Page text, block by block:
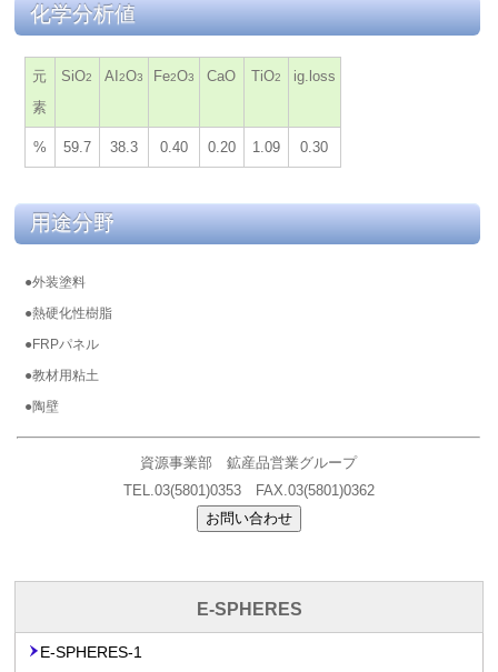
化学分析値
元
素
SiO2 AI 2O3 Fe2O3 CaO TiO2 ig.loss
% 59.7 38.3 0.40 0.20 1.09 0.30
用途分野
●外装塗料
●熱硬化性樹脂
●FRPパネル
●教材用粘土
●陶壁
資源事業部 鉱産品営業グループ
TEL.03(5801)0353 FAX.03(5801)0362
お問い合わせ
E-SPHERES
E-SPHERES-1